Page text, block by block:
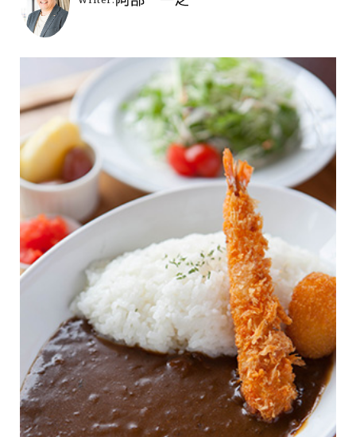
トップページ
コンセプト
ZERO STYLE
コンフォート
コンフォート 間取一覧
コンフォート 設備・仕様一
覧
よくある質問
施工事例
お客様の声
リフォーム・
リノベーション
ハウジングモール倉敷
岡山支店
安江展示場
HINOラボ
来店・相談予約
イベント情報
建売・中古 物件情報
土地情報
土地無料査定
資料請求
スタッフブログ
ひのきちゃんねる
会社概要
スタッフ紹介
採用情報
お客様ご紹介制度
個人情報保護方針
SNSでも施工例やイベントの
最新情報を配信しています